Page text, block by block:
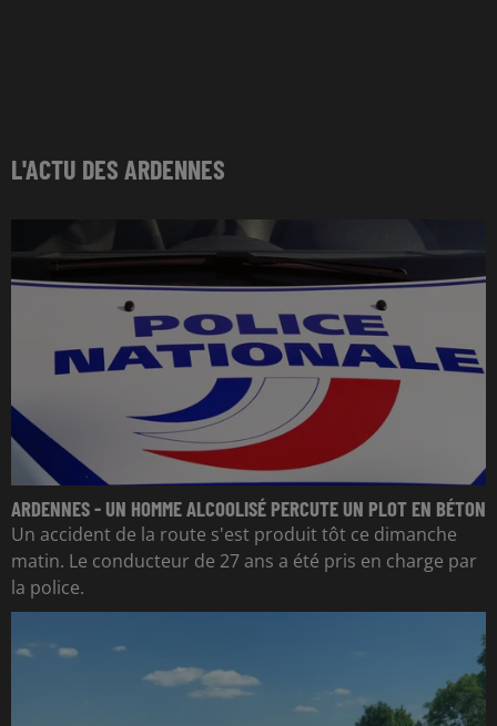
L'ACTU DES ARDENNES
ARDENNES - UN HOMME ALCOOLISÉ PERCUTE UN PLOT EN BÉTON
Un accident de la route s'est produit tôt ce dimanche
matin. Le conducteur de 27 ans a été pris en charge par
la police.